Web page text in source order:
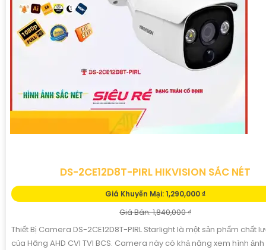
DS-2CE12D8T-PIRL HIKVISION SẮC NÉT
Giá Khuyến Mại: 1,290,000 ₫
Giá Bán: 1,840,000 ₫
Thiết Bị Camera DS-2CE12D8T-PIRL Starlight là một sản phẩm chất
của Hãng AHD CVI TVI BCS. Camera này có khả năng xem hình